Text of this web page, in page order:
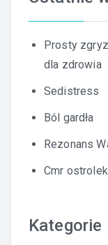
Prosty
dla zdrowia
Sedistress
Ból gardła
Rezonans
Cmr
Kategorie